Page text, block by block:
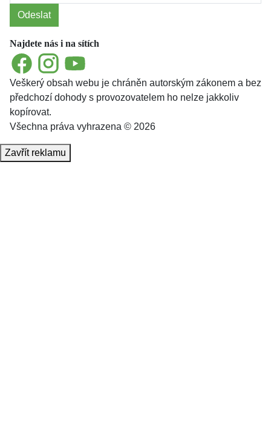
Odeslat
Najdete nás i na sítích
FacebookInstagramYouTube
Veškerý obsah webu je chráněn autorským zákonem a bez
předchozí dohody s provozovatelem ho nelze jakkoliv
kopírovat.
Všechna práva vyhrazena © 2026
Zavřít reklamu